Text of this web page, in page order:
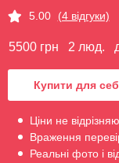
5.00 (4 відгуки)
5500 грн 2 люд.
Купити для
Ціни не
Враження
Реальні фото і